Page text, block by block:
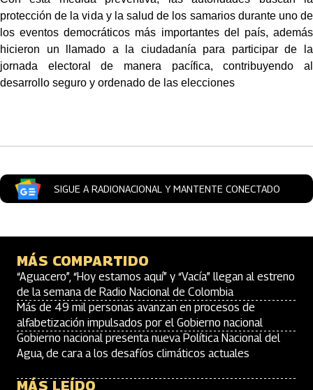
protección de la vida y la salud de los samarios durante uno de
los eventos democráticos más importantes del país, además
hicieron un llamado a la ciudadanía para participar de la
jornada electoral de manera pacífica, contribuyendo al
desarrollo seguro y ordenado de las elecciones
SIGUE A RADIONACIONAL Y MANTENTE CONECTADO
MÁS COMPARTIDO
“Aguacero”, “Hoy estamos aquí” y “Vacía” llegan al estreno
de la semana de Radio Nacional de Colombia
Más de 49 mil personas avanzan en procesos de
alfabetización impulsados por el Gobierno nacional
Gobierno nacional presenta nueva Política Nacional del
Agua, de cara a los desafíos climáticos actuales
MÁS LEÍDO